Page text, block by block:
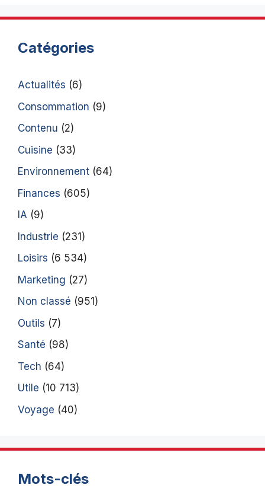
Catégories
Actualités (6)
Consommation (9)
Contenu (2)
Cuisine (33)
Environnement (64)
Finances (605)
IA (9)
Industrie (231)
Loisirs (6 534)
Marketing (27)
Non classé (951)
Outils (7)
Santé (98)
Tech (64)
Utile (10 713)
Voyage (40)
Mots-clés